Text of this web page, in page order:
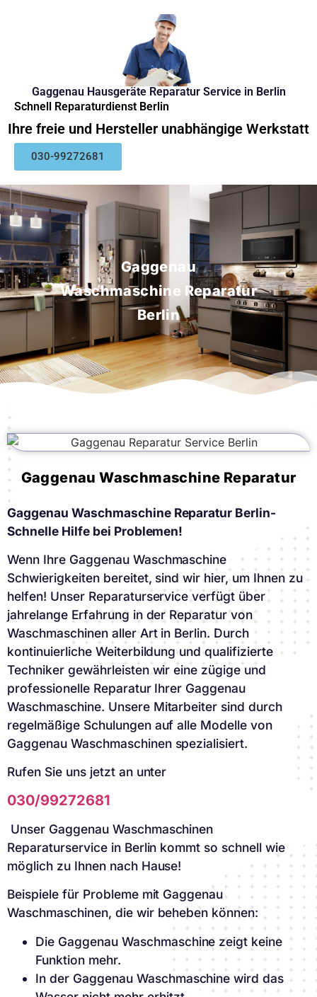
Gaggenau Hausgeräte Reparatur Service in Berlin
Schnell Reparaturdienst Berlin
Ihre freie und Hersteller unabhängige Werkstatt
030-99272681
Gaggenau
Waschmaschine Reparatur
Berlin
Gaggenau Waschmaschine Reparatur
Gaggenau Waschmaschine Reparatur Berlin-
Schnelle Hilfe bei Problemen!
Wenn Ihre Gaggenau Waschmaschine
Schwierigkeiten bereitet, sind wir hier, um Ihnen zu
helfen! Unser Reparaturservice verfügt über
jahrelange Erfahrung in der Reparatur von
Waschmaschinen aller Art in Berlin. Durch
kontinuierliche Weiterbildung und qualifizierte
Techniker gewährleisten wir eine zügige und
professionelle Reparatur Ihrer Gaggenau
Waschmaschine. Unsere Mitarbeiter sind durch
regelmäßige Schulungen auf alle Modelle von
Gaggenau Waschmaschinen spezialisiert.
Rufen Sie uns jetzt an unter
030/99272681
Unser Gaggenau Waschmaschinen
Reparaturservice in Berlin kommt so schnell wie
möglich zu Ihnen nach Hause!
Beispiele für Probleme mit Gaggenau
Waschmaschinen, die wir beheben können:
Die Gaggenau Waschmaschine zeigt keine
Funktion mehr.
In der Gaggenau Waschmaschine wird das